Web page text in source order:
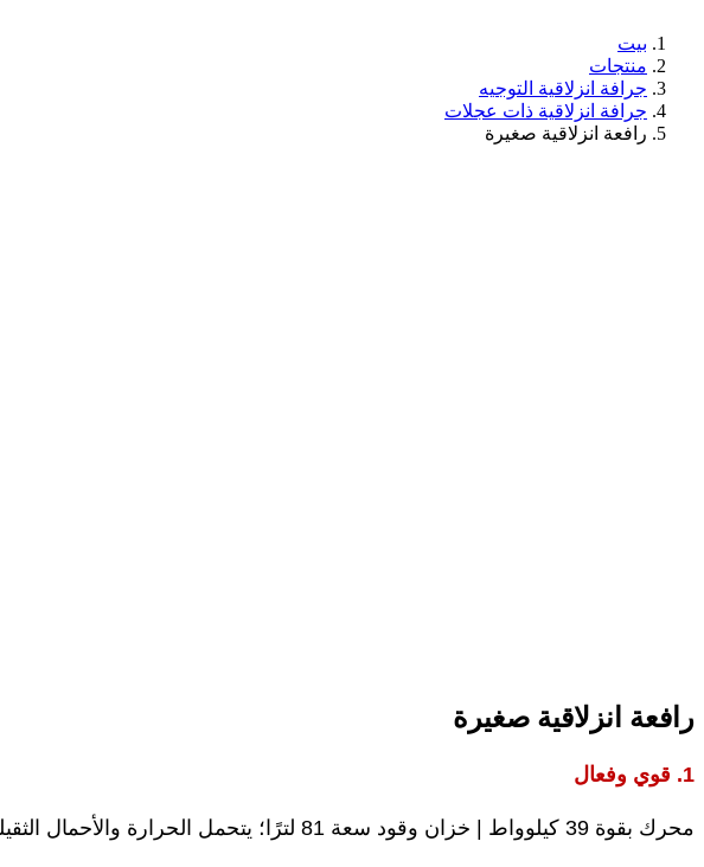
بيت
منتجات
جرافة انزلاقية التوجيه
جرافة انزلاقية ذات عجلات
رافعة انزلاقية صغيرة
رافعة انزلاقية صغيرة
1. قوي وفعال
محرك بقوة 39 كيلوواط | خزان وقود سعة 81 لترًا؛ يتحمل الحرارة والأحمال الثقيلة مع تقليل الحاجة إلى إعادة التزود بالوقود.